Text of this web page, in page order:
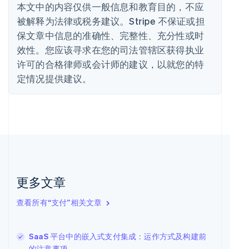
本文中的内容仅供一般信息和教育目的，不应
被解释为法律或税务建议。Stripe 不保证或担
保文章中信息的准确性、完整性、充分性或时
效性。您应该寻求在您的司法管辖区获得执业
许可的合格律师或会计师的建议，以就您的特
定情况提供建议。
更多文章
查看所有“支付”相关文章
SaaS 平台中的嵌入式支付集成：运作方式及构建前
波兰
English
丹麦
English
德国
Deutsch English
法国
FrançaisEnglish
芬兰
克罗地亚
EnglishItaliano
拉脱维亚
English
列支敦士登